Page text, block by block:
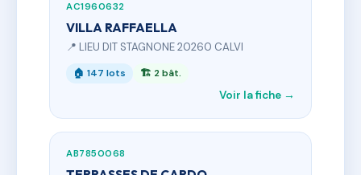
AC1960632
VILLA RAFFAELLA
📍 LIEU DIT STAGNONE 20260 CALVI
🏠 147 lots 🏗 2 bât.
Voir la fiche →
AB7850068